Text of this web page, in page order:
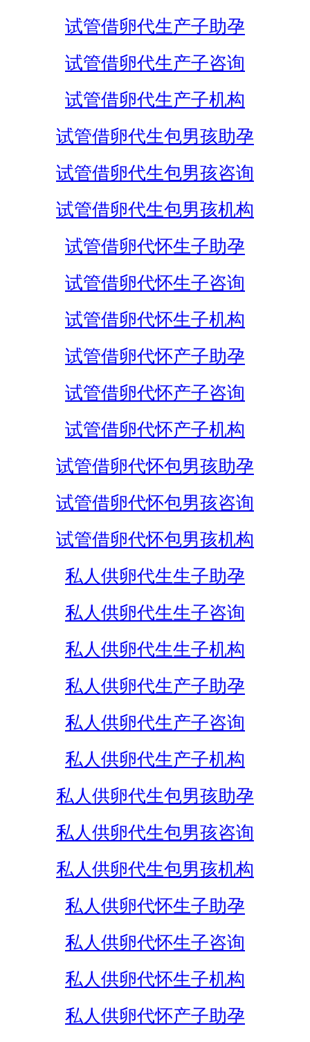
试管借卵代生产子助孕
试管借卵代生产子咨询
试管借卵代生产子机构
试管借卵代生包男孩助孕
试管借卵代生包男孩咨询
试管借卵代生包男孩机构
试管借卵代怀生子助孕
试管借卵代怀生子咨询
试管借卵代怀生子机构
试管借卵代怀产子助孕
试管借卵代怀产子咨询
试管借卵代怀产子机构
试管借卵代怀包男孩助孕
试管借卵代怀包男孩咨询
试管借卵代怀包男孩机构
私人供卵代生生子助孕
私人供卵代生生子咨询
私人供卵代生生子机构
私人供卵代生产子助孕
私人供卵代生产子咨询
私人供卵代生产子机构
私人供卵代生包男孩助孕
私人供卵代生包男孩咨询
私人供卵代生包男孩机构
私人供卵代怀生子助孕
私人供卵代怀生子咨询
私人供卵代怀生子机构
私人供卵代怀产子助孕